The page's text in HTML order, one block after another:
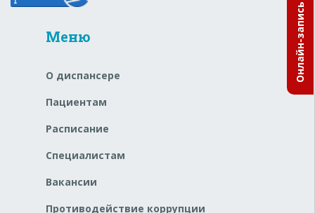
Меню
О диспансере
Пациентам
Расписание
Специалистам
Вакансии
Противодействие коррупции
Онлайн-запись